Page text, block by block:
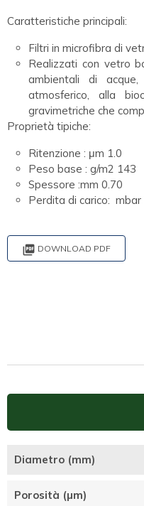
Caratteristiche principali:
Filtri in microfibra di
Realizzati con vetro
ambientali di
atmosferico, alla
gravimetriche che
Proprietà tipiche:
Ritenzione : μm 1.0
Peso base : g/m2 143
Spessore :mm 0.70
Perdita di carico: mbar
 DOWNLOAD PDF
Diametro (mm)
Porosità (µm)